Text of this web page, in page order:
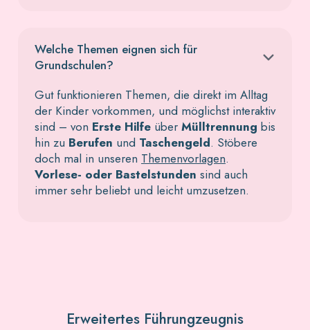
Welche Themen eignen sich für
Grundschulen?
Gut funktionieren Themen, die direkt im Alltag
der Kinder vorkommen, und möglichst interaktiv
sind – von Erste Hilfe über Mülltrennung bis
hin zu Berufen und Taschengeld. Stöbere
doch mal in unseren Themenvorlagen.
Vorlese- oder Bastelstunden sind auch
immer sehr beliebt und leicht umzusetzen.
Erweitertes Führungzeugnis